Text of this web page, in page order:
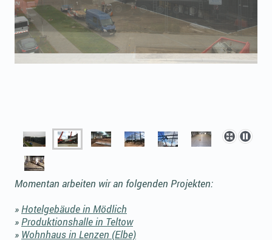
Momentan arbeiten wir an folgenden Projekten:
» Hotelgebäude in Mödlich
» Produktionshalle in Teltow
» Wohnhaus in Lenzen (Elbe)